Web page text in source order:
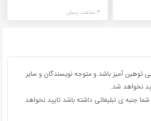
3 ساعت پیش
توهین آمیز باشد و متوجه نویسندگان و سایر
نخواهد شد.
جنبه ی تبلیغاتی داشته باشد تایید نخواهد